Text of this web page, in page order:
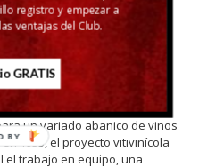
un variado abanico de vinos
1935, el proyecto vitivinícola
el trabajo en equipo, una
registro y empezar a
ventajas del Club.
GRATIS
BY